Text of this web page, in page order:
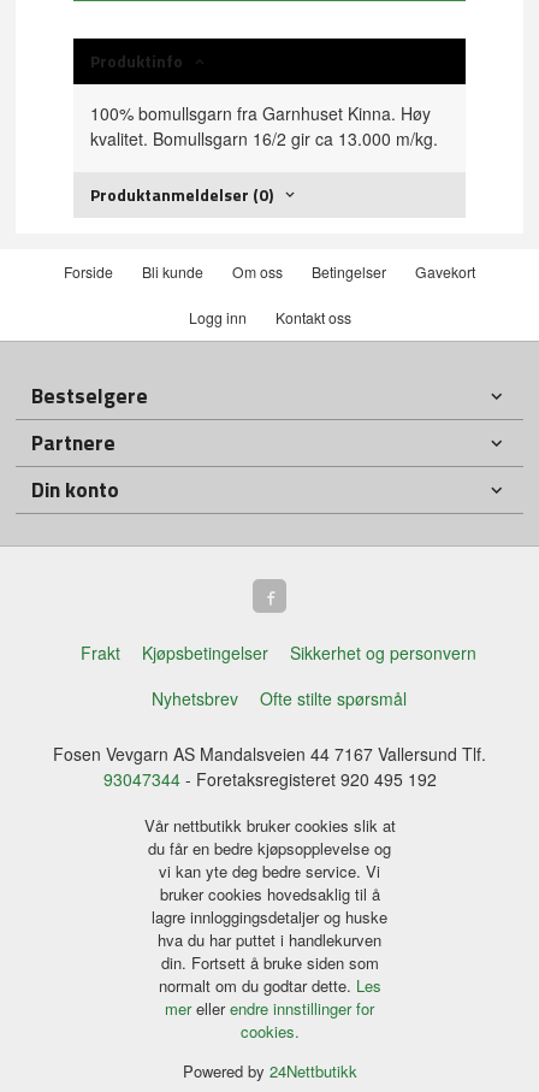
Produktinfo
100% bomullsgarn fra Garnhuset Kinna. Høy
kvalitet. Bomullsgarn 16/2 gir ca 13.000 m/kg.
Produktanmeldelser (0)
Forside Bli kunde Om oss Betingelser Gavekort
Logg inn Kontakt oss
Bestselgere
Partnere
Din konto
Frakt Kjøpsbetingelser
Sikkerhet og personvern
Nyhetsbrev
Ofte stilte spørsmål
Fosen Vevgarn AS Mandalsveien 44 7167 Vallersund Tlf.
93047344- Foretaksregisteret 920 495 192
Vår nettbutikk bruker cookies slik at
du får en bedre kjøpsopplevelse og
vi kan yte deg bedre service. Vi
bruker cookies hovedsaklig til å
lagre innloggingsdetaljer og huske
hva du har puttet i handlekurven
din. Fortsett å bruke siden som
normalt om du godtar dette. Les
merellerendre innstillinger for
cookies.
Powered by 24Nettbutikk